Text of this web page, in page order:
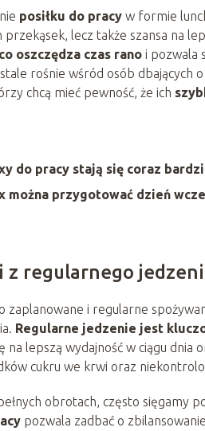
posiłku do pracy w formie
przekąsek, lecz także szansa na
oszczędza czas rano i pozwala
rośnie wśród osób dbających
chcą mieć pewność, że ich
do pracy stają się coraz
można przygotować dzień
z regularnego
zaplanowane i regularne
Regularne jedzenie jest
na lepszą wydajność w ciągu
cukru we krwi oraz
obrotach, często sięgamy
pozwala zadbać o zbilansowanie